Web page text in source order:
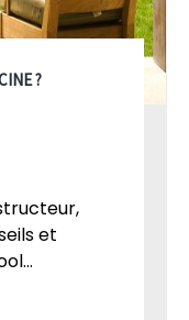
?
et